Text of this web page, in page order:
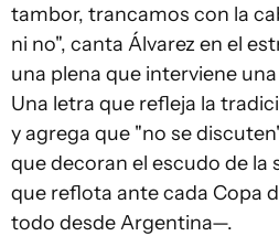
tambor, trancamos con la
ni no", canta Álvarez en el
una plena que interviene
Una letra que refleja la
y agrega que "no se
que decoran el escudo de la
que reflota ante cada Copa
todo desde Argentina—.